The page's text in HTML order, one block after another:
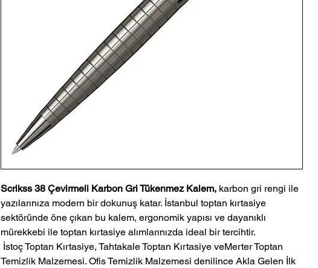
Scrikss 38 Çevirmeli Karbon Gri Tükenmez Kalem, karbon gri rengi ile
yazılarınıza modern bir dokunuş katar. İstanbul toptan kırtasiye
sektöründe öne çıkan bu kalem, ergonomik yapısı ve dayanıklı
mürekkebi ile toptan kırtasiye alımlarınızda ideal bir tercihtir.
Temizlik Malzemesi. Ofis Temizlik Malzemesi denilince Akla Gelen İlk